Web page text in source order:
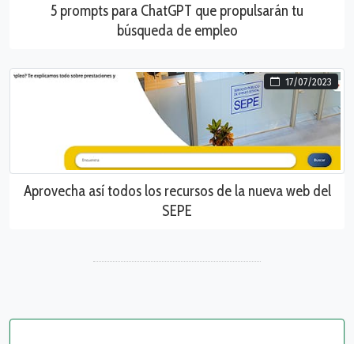
5 prompts para ChatGPT que propulsarán tu
búsqueda de empleo
17/07/2023
Aprovecha así todos los recursos de la nueva web del
SEPE